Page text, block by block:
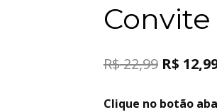
R$22,99 R$
Clique no botão